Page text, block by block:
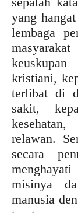
yang
lembaga
kristiani,
terlibat di
sakit,
relawan.
secara
misinya
manusia